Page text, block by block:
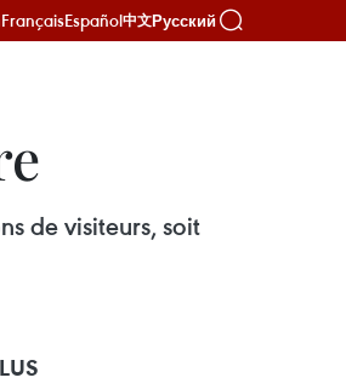
FrançaisEspañol中文Русский
de visiteurs, soit